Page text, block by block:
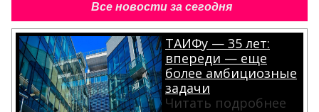
Все новости за сегодня
ТАИФу — 35 лет:
впереди — еще
более амбициозные
задачи
Читать подробнее